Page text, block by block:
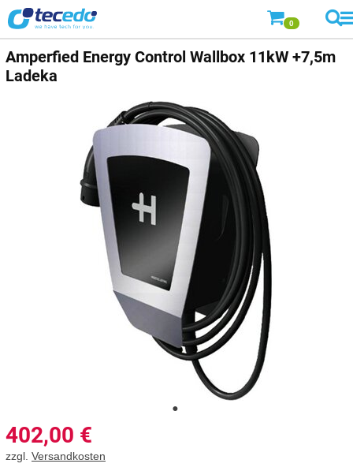
0
Amperfied Energy Control Wallbox 11kW +7,5m
Ladeka
402,00 €
zzgl. Versandkosten